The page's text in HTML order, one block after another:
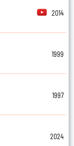
2014
1999
1997
2024